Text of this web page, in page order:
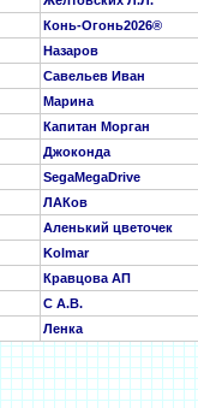
Конь-Огонь2026®
Назаров
Савельев Иван
Марина
Капитан Морган
Джоконда
SegaMegaDrive
ЛАКов
Аленький цветочек
Kolmar
Кравцова АП
С А.В.
Ленка